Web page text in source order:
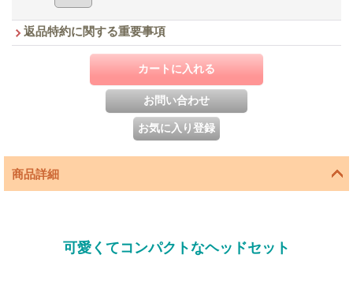
返品特約に関する重要事項
商品詳細
可愛くてコンパクトなヘッドセット